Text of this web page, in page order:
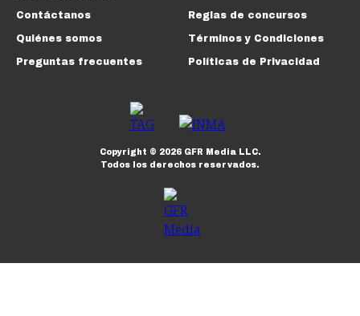
Contáctanos
Quiénes somos
Preguntas frecuentes
Reglas de concursos
Términos y Condiciones
Políticas de Privacidad
Copyright © 2026GFR Media LLC.
Todos los derechos reservados.